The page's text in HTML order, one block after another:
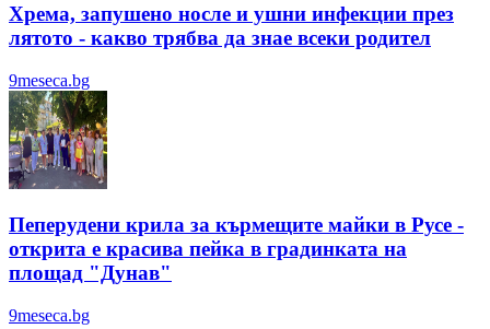
Хрема, запушено носле и ушни инфекции през
лятотo - какво трябва да знае всеки родител
9meseca.bg
Пеперудени крила за кърмещите майки в Русе -
открита е красива пейка в градинката на
площад "Дунав"
9meseca.bg